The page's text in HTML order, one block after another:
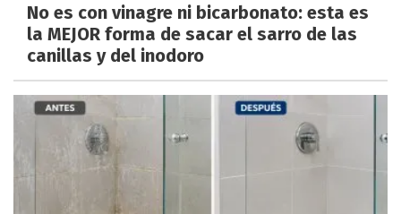
No es con vinagre ni bicarbonato: esta es
la MEJOR forma de sacar el sarro de las
canillas y del inodoro